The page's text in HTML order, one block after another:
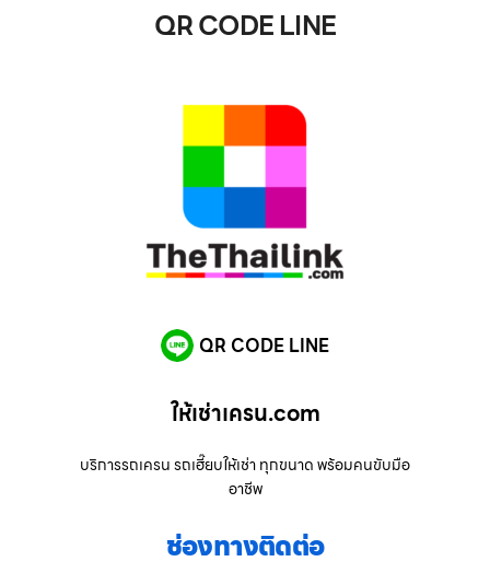
QR CODE LINE
QR CODE LINE
ให้เช่าเครน.com
บริการรถเครน รถเฮี๊ยบให้เช่า ทุกขนาด พร้อมคนขับมือ
อาชีพ
ช่องทางติดต่อ